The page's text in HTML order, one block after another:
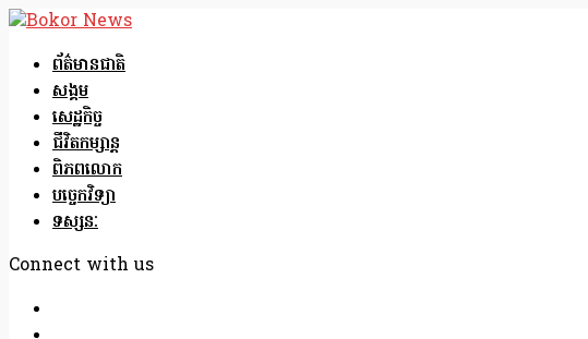
ព័ត៌មានជាតិ
សង្គម
សេដ្ឋកិច្ច
ជីវិតកម្សាន្ត
ពិភពលោក
បច្ចេកវិទ្យា
ទស្សនៈ
Connect with us